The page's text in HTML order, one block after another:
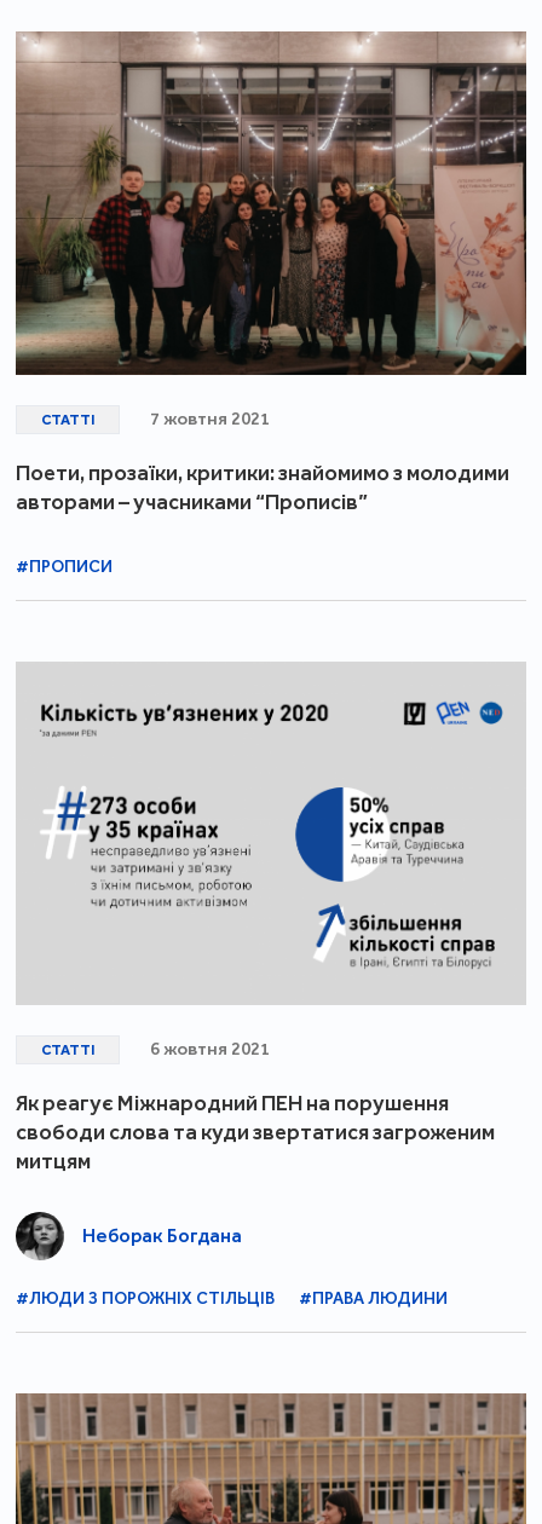
СТАТТІ 7 жовтня 2021
Поети, прозаїки, критики: знайомимо з молодими
авторами – учасниками “Прописів”
#ПРОПИСИ
СТАТТІ 6 жовтня 2021
Як реагує Міжнародний ПЕН на порушення
свободи слова та куди звертатися загроженим
митцям
Неборак Богдана
#ЛЮДИ З ПОРОЖНІХ СТІЛЬЦІВ #ПРАВА ЛЮДИНИ